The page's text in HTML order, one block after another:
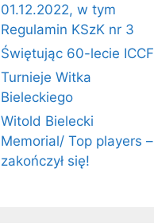
01.12.2022, w tym
Regulamin KSzK nr 3
Świętując 60-lecie ICCF
Turnieje Witka
Bieleckiego
Witold Bielecki
Memorial/ Top players –
zakończył się!